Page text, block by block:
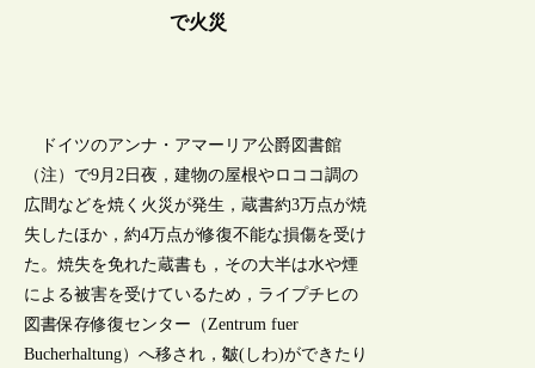
で火災
ドイツのアンナ・アマーリア公爵図書館
（注）で9月2日夜，建物の屋根やロココ調の
広間などを焼く火災が発生，蔵書約3万点が焼
失したほか，約4万点が修復不能な損傷を受け
た。焼失を免れた蔵書も，その大半は水や煙
による被害を受けているため，ライプチヒの
図書保存修復センター（Zentrum fuer
Bucherhaltung）へ移され，皺(しわ)ができたり